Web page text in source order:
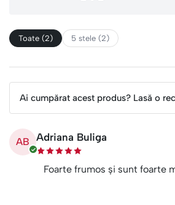
Toate (2) 5 stele (2)
Ai cumpărat acest produs? Lasă o
AB Adriana Buliga
Foarte frumos și sunt foarte